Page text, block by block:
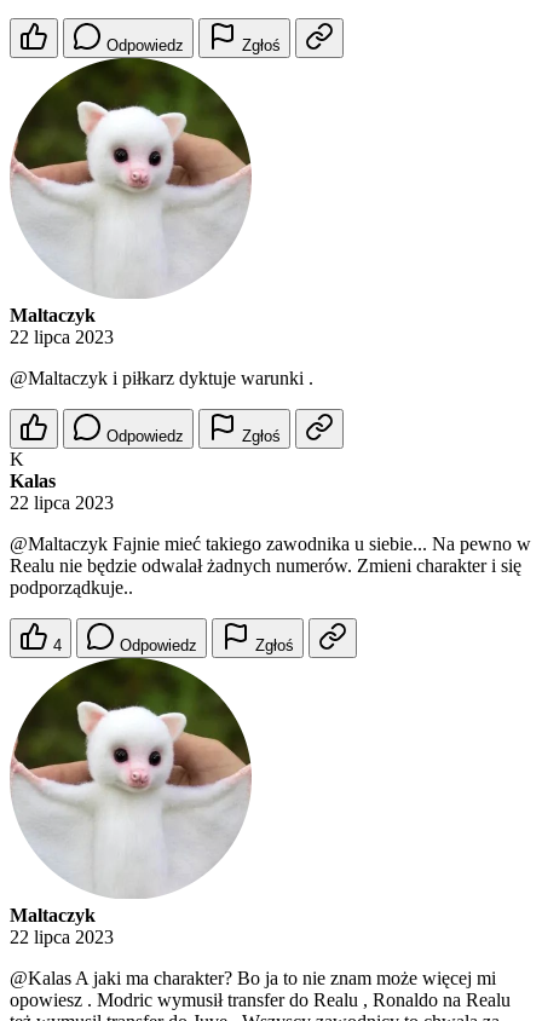
Odpowiedz Zgłoś
Maltaczyk
22 lipca 2023
@Maltaczyk i piłkarz dyktuje warunki .
Odpowiedz Zgłoś
K
Kalas
22 lipca 2023
@Maltaczyk Fajnie mieć takiego zawodnika u siebie... Na pewno w
Realu nie będzie odwalał żadnych numerów. Zmieni charakter i się
podporządkuje..
4 Odpowiedz Zgłoś
Maltaczyk
22 lipca 2023
@Kalas A jaki ma charakter? Bo ja to nie znam może więcej mi
opowiesz . Modric wymusił transfer do Realu , Ronaldo na Realu